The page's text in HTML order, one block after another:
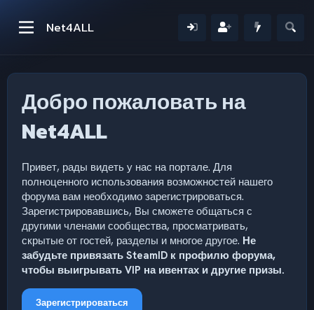
Net4ALL
Добро пожаловать на
Net4ALL
Привет, рады видеть у нас на портале. Для
полноценного использования возможностей нашего
форума вам необходимо зарегистрироваться.
Зарегистрировавшись, Вы сможете общаться с
другими членами сообщества, просматривать,
скрытые от гостей, разделы и многое другое. Не
забудьте привязать SteamID к профилю форума,
чтобы выигрывать VIP на ивентах и другие призы.
Зарегистрироваться